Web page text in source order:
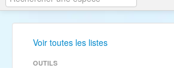
Voir toutes les listes
OUTILS